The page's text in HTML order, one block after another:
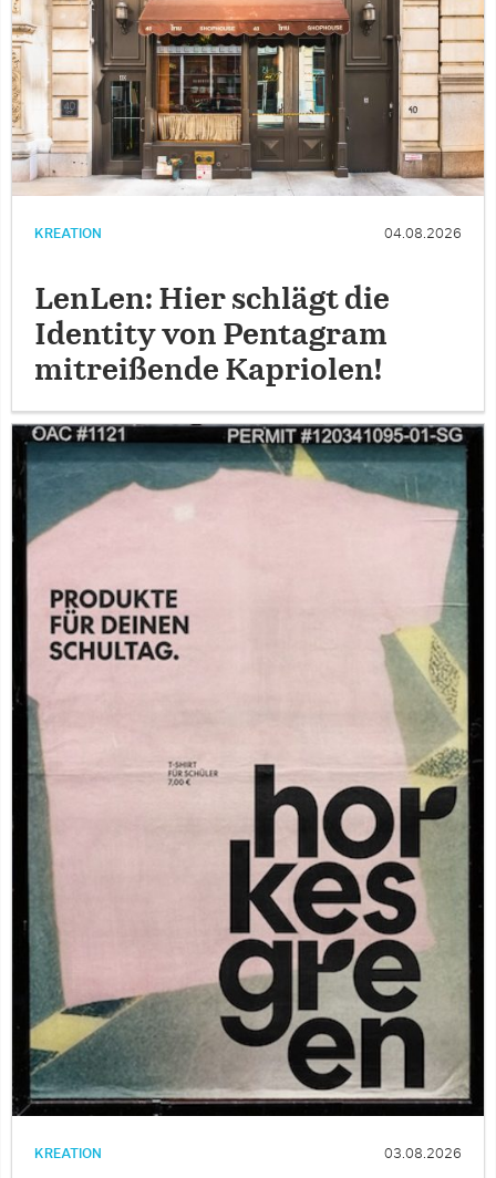
KREATION 04.08.2026
LenLen: Hier schlägt die
Identity von Pentagram
mitreißende Kapriolen!
KREATION 03.08.2026